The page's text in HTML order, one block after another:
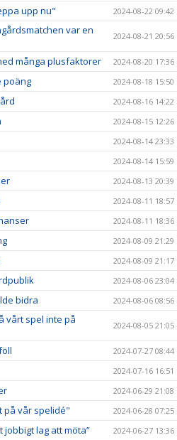
upp nu" 2024-08-22 09:42
var en
2024-08-21 20:56
många plusfaktorer 2024-08-20 17:36
poäng 2024-08-18 15:50
2024-08-16 14:22
2024-08-15 12:26
2024-08-14 23:33
2024-08-14 15:59
2024-08-13 20:39
2024-08-11 18:57
2024-08-11 18:36
2024-08-09 21:29
2024-08-09 21:17
2024-08-06 23:04
bidra 2024-08-06 08:56
vårt spel inte på
2024-08-05 21:05
2024-07-27 08:44
2024-07-16 16:51
2024-06-29 21:08
på vår spelidé" 2024-06-28 07:25
jobbigt lag att möta” 2024-06-27 13:36